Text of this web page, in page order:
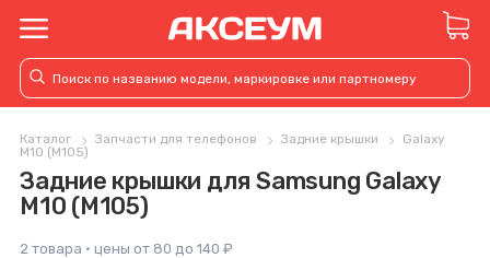
Каталог Запчасти для телефонов Задние крышки
Galaxy
M10 (M105)
Задние крышки для Samsung Galaxy
M10 (M105)
2 товара · цены от 80 до 140 ₽